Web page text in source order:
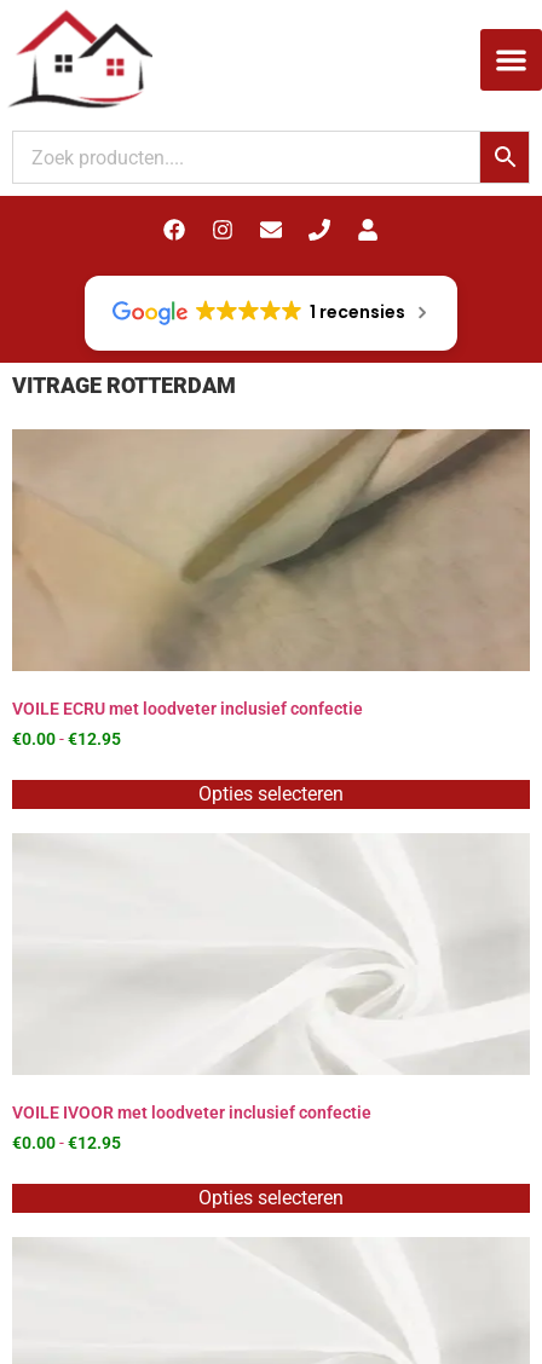
1 recensies
VITRAGE ROTTERDAM
VOILE ECRU met loodveter inclusief confectie
€0.00-€12.95
Opties selecteren
VOILE IVOOR met loodveter inclusief confectie
€0.00-€12.95
Opties selecteren